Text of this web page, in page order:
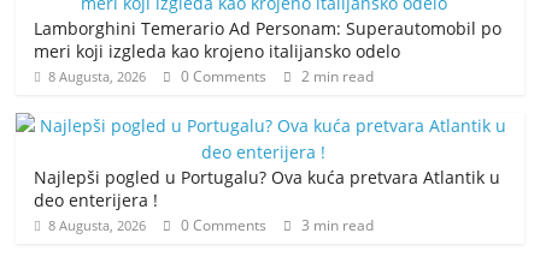
Lamborghini Temerario Ad Personam: Superautomobil po
meri koji izgleda kao krojeno italijansko odelo
8 Augusta, 2026 0 Comments 2 min read
Najlepši pogled u Portugalu? Ova kuća pretvara Atlantik u
deo enterijera !
8 Augusta, 2026 0 Comments 3 min read